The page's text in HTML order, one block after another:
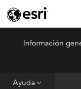
ArcGIS Pro Menu
Información
Ayuda